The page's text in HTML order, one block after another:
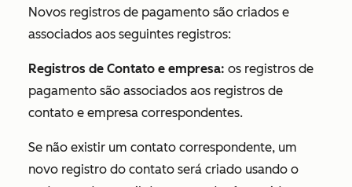
Novos registros de pagamento são criados e
associados aos seguintes registros:
Registros de Contato e empresa: os registros de
pagamento são associados aos registros de
contato e empresa correspondentes.
Se não existir um contato correspondente, um
novo registro do contato será criado usando o